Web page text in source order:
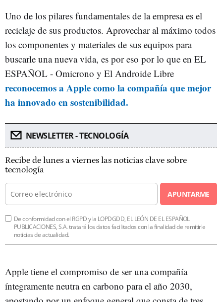
Uno de los pilares fundamentales de la empresa es el
reciclaje de sus productos. Aprovechar al máximo todos
los componentes y materiales de sus equipos para
buscarle una nueva vida, es por eso por lo que en EL
ESPAÑOL - Omicrono y El Androide Libre
reconocemos a Apple como la compañía que mejor
ha innovado en sostenibilidad.
NEWSLETTER - TECNOLOGÍA
Recibe de lunes a viernes las noticias clave sobre
tecnología
APUNTARME
De conformidad con el RGPD y la LOPDGDD, EL LEÓN DE EL ESPAÑOL
PUBLICACIONES, S.A. tratará los datos facilitados con la finalidad de remitirle
noticias de actualidad.
Apple tiene el compromiso de ser una compañía
íntegramente neutra en carbono para el año 2030,